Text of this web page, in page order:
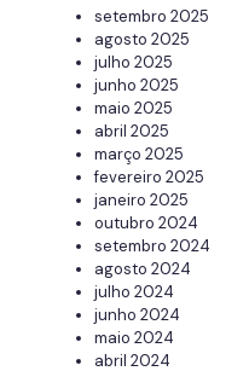
setembro 2025
agosto 2025
julho 2025
junho 2025
maio 2025
abril 2025
março 2025
fevereiro 2025
janeiro 2025
outubro 2024
setembro 2024
agosto 2024
julho 2024
junho 2024
maio 2024
abril 2024